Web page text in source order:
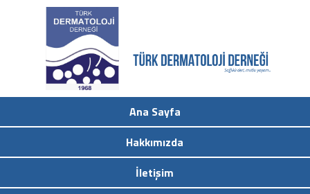
Ana Sayfa
Hakkımızda
İletişim